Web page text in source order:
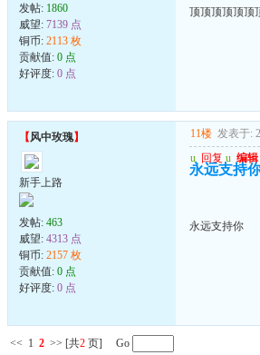
发帖: 1860
威望: 7139 点
铜币: 2113 枚
贡献值: 0 点
好评度: 0 点
顶顶顶顶顶顶
【风中玫瑰】
新手上路
发帖: 463
威望: 4313 点
铜币: 2157 枚
贡献值: 0 点
好评度: 0 点
11楼 发表于:
u 回复 u 编辑
永远支持
永远支持你
<< 1 2 >> [共2 页] Go